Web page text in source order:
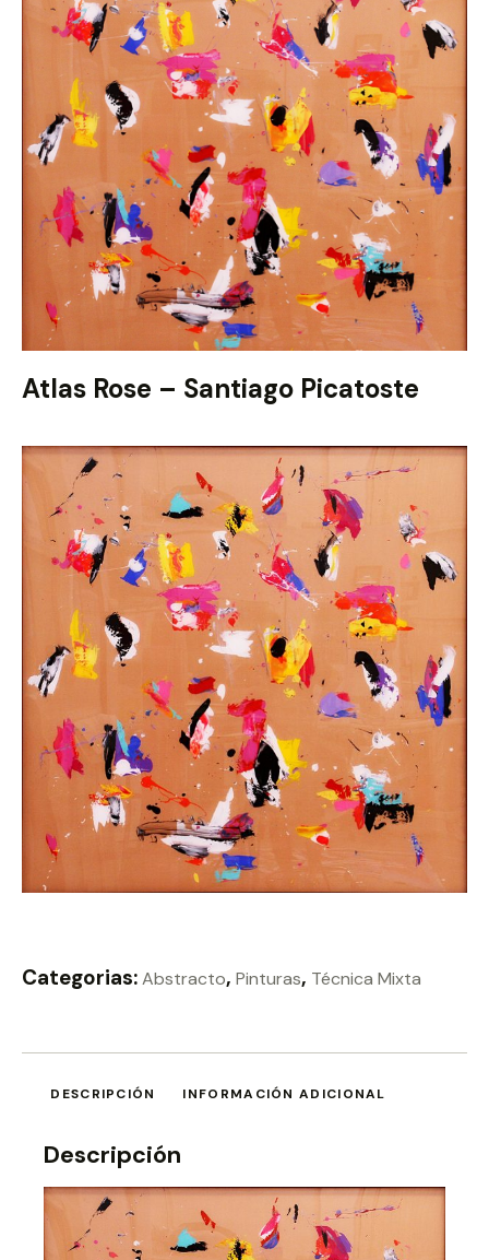
Atlas Rose – Santiago Picatoste
Categorias:Abstracto, Pinturas, Técnica Mixta
DESCRIPCIÓN INFORMACIÓN ADICIONAL
Descripción